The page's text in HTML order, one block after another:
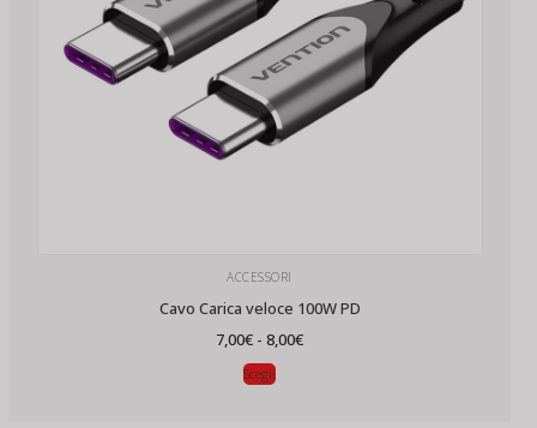
ACCESSORI
Cavo Carica veloce 100W PD
7,00€ - 8,00€Fascia
Scegli